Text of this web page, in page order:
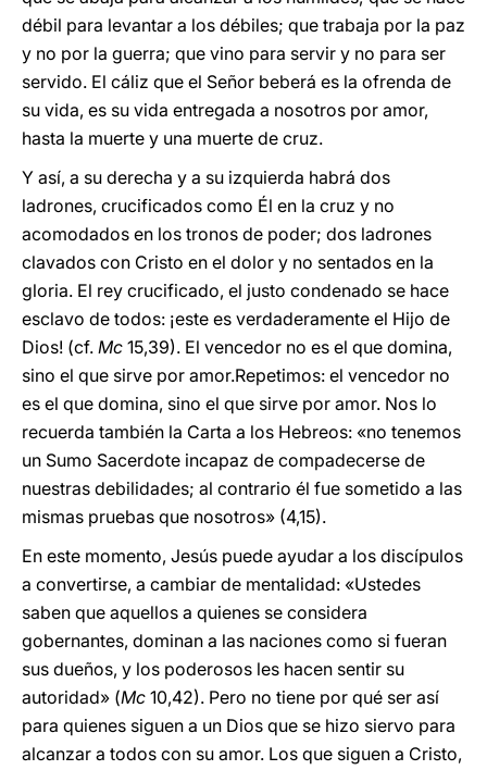
débil para levantar a los débiles; que trabaja por la paz
y no por la guerra; que vino para servir y no para ser
servido. El cáliz que el Señor beberá es la ofrenda de
su vida, es su vida entregada a nosotros por amor,
hasta la muerte y una muerte de cruz.
Y así, a su derecha y a su izquierda habrá dos
ladrones, crucificados como Él en la cruz y no
acomodados en los tronos de poder; dos ladrones
clavados con Cristo en el dolor y no sentados en la
gloria. El rey crucificado, el justo condenado se hace
esclavo de todos: ¡este es verdaderamente el Hijo de
Dios! (cf. Mc 15,39). El vencedor no es el que domina,
sino el que sirve por amor.Repetimos: el vencedor no
es el que domina, sino el que sirve por amor. Nos lo
recuerda también la Carta a los Hebreos: «no tenemos
un Sumo Sacerdote incapaz de compadecerse de
nuestras debilidades; al contrario él fue sometido a las
mismas pruebas que nosotros» (4,15).
En este momento, Jesús puede ayudar a los discípulos
a convertirse, a cambiar de mentalidad: «Ustedes
saben que aquellos a quienes se considera
gobernantes, dominan a las naciones como si fueran
sus dueños, y los poderosos les hacen sentir su
autoridad» (Mc 10,42). Pero no tiene por qué ser así
para quienes siguen a un Dios que se hizo siervo para
alcanzar a todos con su amor. Los que siguen a Cristo,